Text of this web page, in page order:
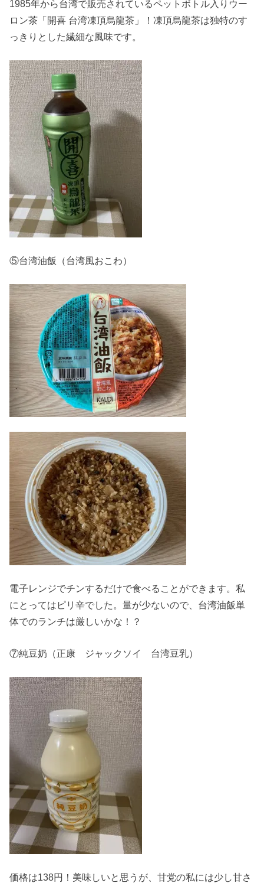
1985年から台湾で販売されているペットボトル入りウー
ロン茶「開喜 台湾凍頂烏龍茶」！凍頂烏龍茶は独特のす
っきりとした繊細な風味です。
⑤台湾油飯（台湾風おこわ）
電子レンジでチンするだけで食べることができます。私
にとってはピリ辛でした。量が少ないので、台湾油飯単
体でのランチは厳しいかな！？
⑦純豆奶（正康 ジャックソイ 台湾豆乳）
価格は138円！美味しいと思うが、甘党の私には少し甘さ